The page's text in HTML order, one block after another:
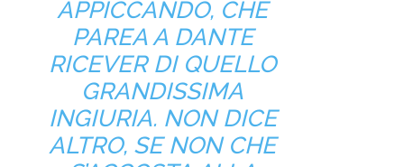
APPICCANDO, CHE
PAREA A DANTE
RICEVER DI QUELLO
GRANDISSIMA
INGIURIA. NON DICE
ALTRO, SE NON CHE